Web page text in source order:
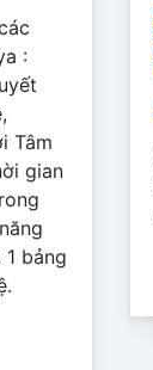
:
Tâm
gian
bảng